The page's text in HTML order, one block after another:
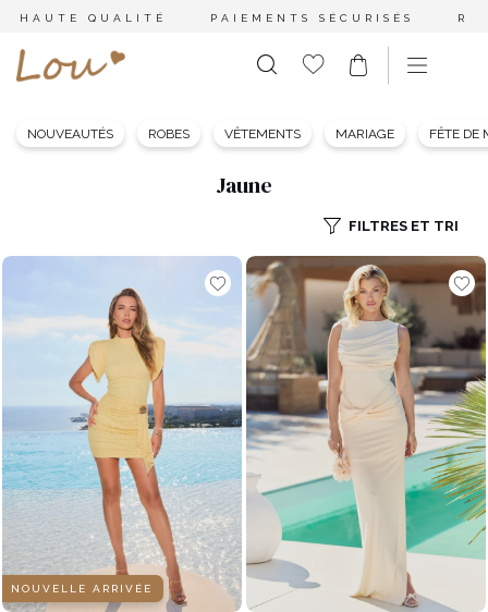
HAUTE QUALITÉ PAIEMENTS SÉCURISÉS
NOUVEAUTÉS ROBES VÊTEMENTS MARIAGE FÊTE DE
Jaune
FILTRES ET TRI
NOUVELLE ARRIVÉE